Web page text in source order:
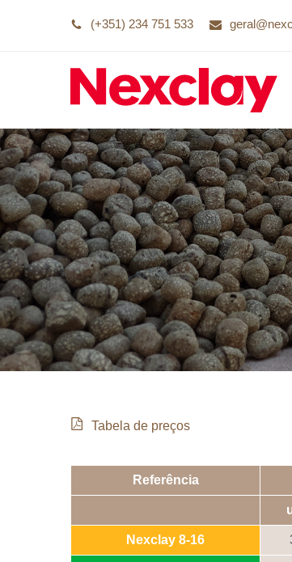
(+351) 234 751 533
Tabela de preços
Referência
Nexclay 8-16